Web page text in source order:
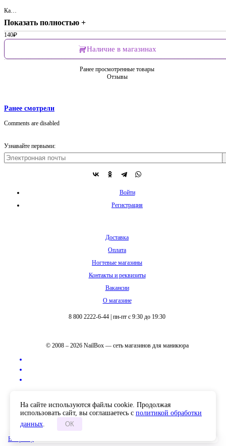
Ка…
Показать полностью +
140₽
В корзину
Наличие в магазинах
Ранее просмотренные товары
Отзывы
Ранее смотрели
Comments are disabled
Узнавайте первыми:
Войти
Регистрация
Доставка
Оплата
Ногтевые магазины
Контакты и реквизиты
Вакансии
О магазине
8 800 2222-6-44 пн-пт с 9:30 до 19:30
© 2008 – 2026 NailBox — сеть магазинов для маникюра
На сайте используются файлы cookie. Продолжая
использовать сайт, вы соглашаетесь с политикой обработки
данных. ОК